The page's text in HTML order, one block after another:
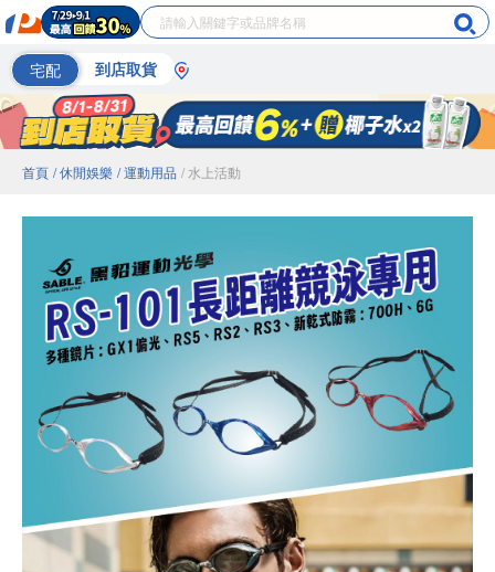
宅配 到店取貨
首頁 / 休閒娛樂 / 運動用品 / 水上活動